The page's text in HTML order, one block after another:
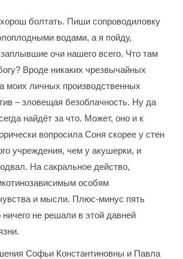
болтать. Пиши сопроводиловку
водами, а я пойду,
очи нашего всего. Что там
Вроде никаких чрезвычайных
моих личных производственных
– зловещая безоблачность. Ну да
найдёт за что. Может, оно и к
вопросила Соня скорее у стен
учреждения, чем у акушерки, и
На сакральное действо,
особям
и мысли. Плюс-минус пять
ничего не решали в этой давней
Софьи Константиновны и Павла